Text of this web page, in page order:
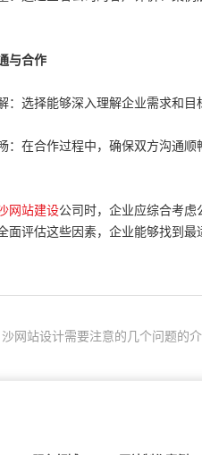
合作
选择能够深入理解企业需求和目
在合作过程中，确保双方沟通顺
网站建设公司时，企业应综合考虑
面评估这些因素，企业能够找到最
沙网站设计需要注意的几个问题的